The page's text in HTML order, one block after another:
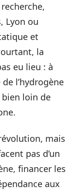
Lyon ou
et
la
eu lieu : à
l’hydrogène
loin de
mais
pas d’un
financer les
aux